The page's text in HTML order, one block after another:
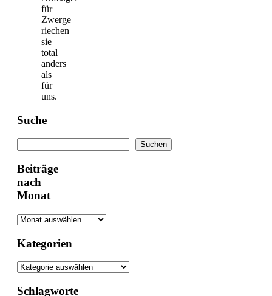
für
Zwerge
riechen
sie
total
anders
als
für
uns.
Suche
Suchen
Beiträge
nach
Monat
Kategorien
Schlagworte